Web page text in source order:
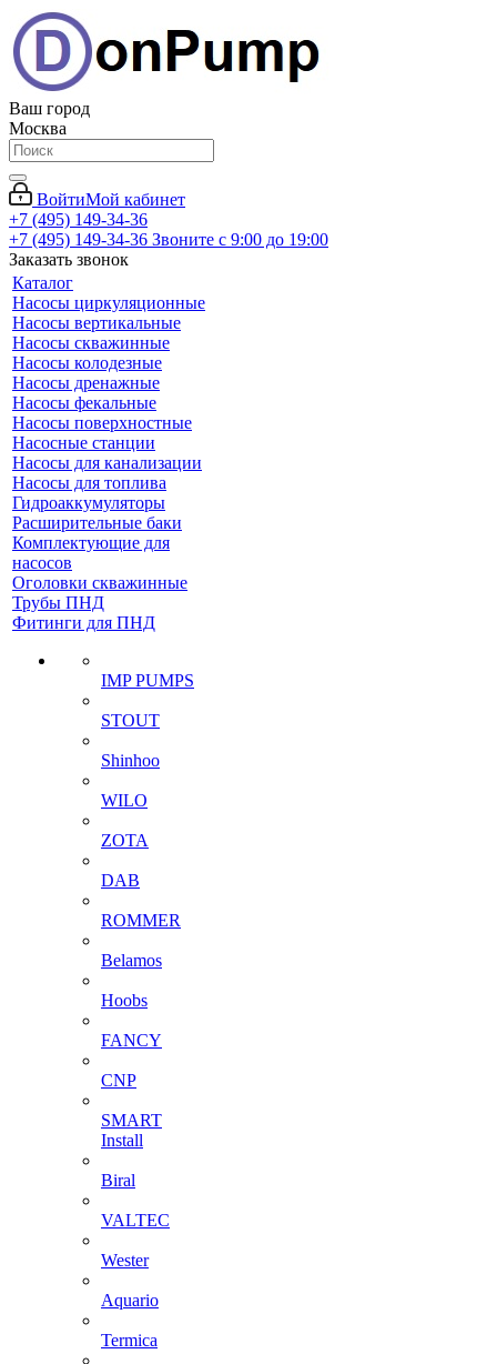
Ваш город
Москва
ВойтиМой кабинет
+7 (495) 149-34-36
+7 (495) 149-34-36 Звоните с 9:00 до 19:00
Заказать звонок
Каталог
Насосы циркуляционные
Насосы вертикальные
Насосы скважинные
Насосы колодезные
Насосы дренажные
Насосы фекальные
Насосы поверхностные
Насосные станции
Насосы для канализации
Насосы для топлива
Гидроаккумуляторы
Расширительные баки
Комплектующие для
насосов
Оголовки скважинные
Трубы ПНД
Фитинги для ПНД
IMP PUMPS
STOUT
Shinhoo
WILO
ZOTA
DAB
ROMMER
Belamos
Hoobs
FANCY
CNP
SMART
Install
Biral
VALTEC
Wester
Aquario
Termica